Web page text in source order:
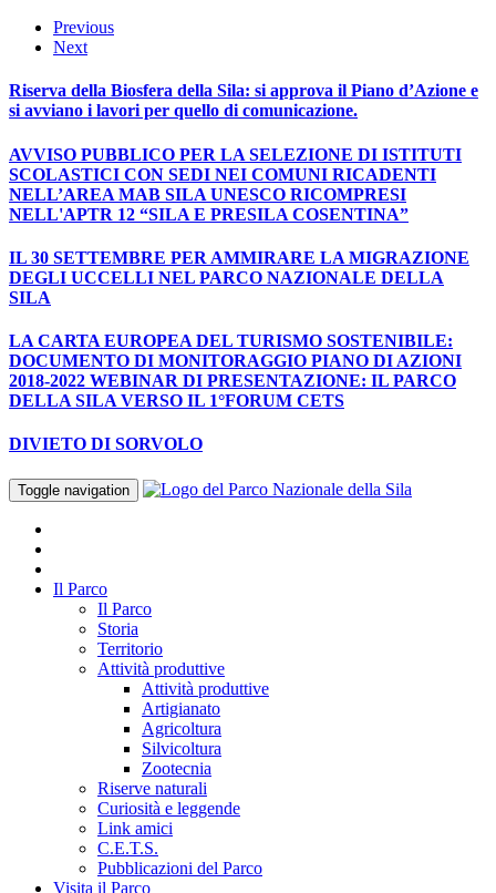
Previous
Next
Riserva della Biosfera della Sila: si approva il Piano d’Azione e
si avviano i lavori per quello di comunicazione.
AVVISO PUBBLICO PER LA SELEZIONE DI ISTITUTI
SCOLASTICI CON SEDI NEI COMUNI RICADENTI
NELL’AREA MAB SILA UNESCO RICOMPRESI
NELL'APTR 12 “SILA E PRESILA COSENTINA”
IL 30 SETTEMBRE PER AMMIRARE LA MIGRAZIONE
DEGLI UCCELLI NEL PARCO NAZIONALE DELLA
SILA
LA CARTA EUROPEA DEL TURISMO SOSTENIBILE:
DOCUMENTO DI MONITORAGGIO PIANO DI AZIONI
2018-2022 WEBINAR DI PRESENTAZIONE: IL PARCO
DELLA SILA VERSO IL 1°FORUM CETS
DIVIETO DI SORVOLO
Toggle navigation
Il Parco
Il Parco
Storia
Territorio
Attività produttive
Attività produttive
Artigianato
Agricoltura
Silvicoltura
Zootecnia
Riserve naturali
Curiosità e leggende
Link amici
C.E.T.S.
Pubblicazioni del Parco
Visita il Parco